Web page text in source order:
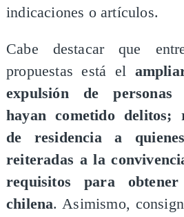
indicaciones o artículos.
Cabe destacar que
propuestas está el
expulsión de personas
hayan cometido delitos;
de residencia a
reiteradas a la
requisitos para
chilena. Asimismo,